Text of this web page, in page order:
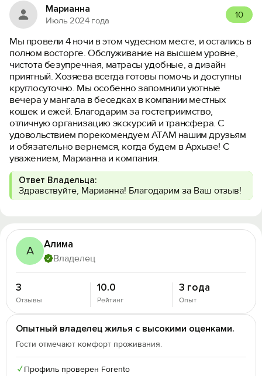
Марианна
Июль 2024 года
10
Мы провели 4 ночи в этом чудесном месте, и остались в
полном восторге. Обслуживание на высшем уровне,
чистота безупречная, матрасы удобные, а дизайн
приятный. Хозяева всегда готовы помочь и доступны
круглосуточно. Мы особенно запомнили уютные
вечера у мангала в беседках в компании местных
кошек и ежей. Благодарим за гостеприимство,
отличную организацию экскурсий и трансфера. С
удовольствием порекомендуем АТАМ нашим друзьям
и обязательно вернемся, когда будем в Архызе! С
уважением, Марианна и компания.
Ответ Владельца:
Здравствуйте, Марианна! Благодарим за Ваш отзыв!
А Алима
Владелец
3
Отзывы
10.0
Рейтинг
3 года
Опыт
Опытный владелец жилья с высокими оценками.
Гости отмечают комфорт проживания.
✓ Профиль проверен Forento